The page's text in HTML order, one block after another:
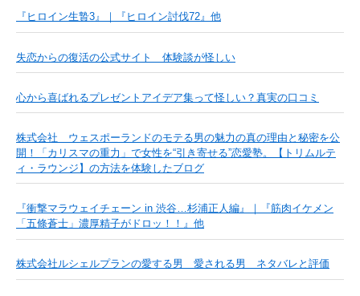
『ヒロイン生贄3』｜『ヒロイン討伐72』他
失恋からの復活の公式サイト 体験談が怪しい
心から喜ばれるプレゼントアイデア集って怪しい？真実の口コミ
株式会社 ウェスポーランドのモテる男の魅力の真の理由と秘密を公
開！「カリスマの重力」で女性を“引き寄せる”恋愛塾。【トリムルテ
ィ・ラウンジ】の方法を体験したブログ
『衝撃マラウェイチェーン in 渋谷…杉浦正人編』｜『筋肉イケメン
「五條蒼士」濃厚精子がドロッ！！』他
株式会社ルシェルプランの愛する男 愛される男 ネタバレと評価